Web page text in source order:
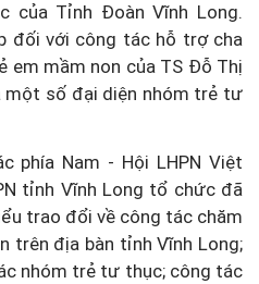
của Tỉnh Đoàn Vĩnh Long.
đối với công tác hỗ trợ cha
em mầm non của TS Đỗ Thị
một số đại diện nhóm trẻ tư
phía Nam - Hội LHPN Việt
tỉnh Vĩnh Long tổ chức đã
trao đổi về công tác chăm
trên địa bàn tỉnh Vĩnh Long;
nhóm trẻ tư thục; công tác